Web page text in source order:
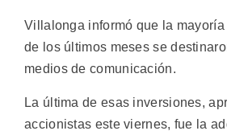
Villalonga informó que la
de los últimos meses se
medios de comunicación.
La última de esas inversiones,
accionistas este viernes, fue la